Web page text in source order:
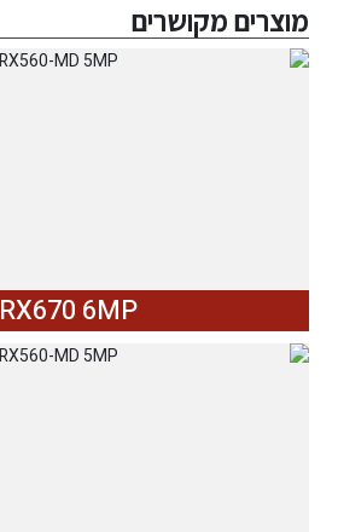
מוצרים מקושרים
RX670 6MP